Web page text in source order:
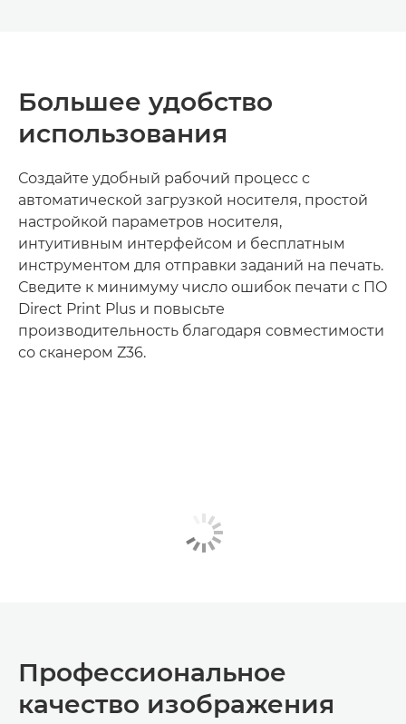
Большее удобство
использования
Создайте удобный рабочий процесс с
автоматической загрузкой носителя, простой
настройкой параметров носителя,
интуитивным интерфейсом и бесплатным
инструментом для отправки заданий на печать.
Сведите к минимуму число ошибок печати с ПО
Direct Print Plus и повысьте
производительность благодаря совместимости
со сканером Z36.
Профессиональное
качество изображения